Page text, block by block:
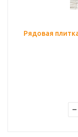
Рядовая